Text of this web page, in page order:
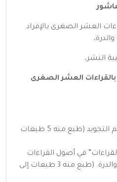
العشر الصغرى بالإفراد
النشر،
العشر الصغرى
1- كتاب”البيان المفيد” في علم التجويد (طبع منه 5 طبعات
في أصول القراءات
العشر من طريق الشاطبية والدرة. (طبع منه 3 طبعات إلى